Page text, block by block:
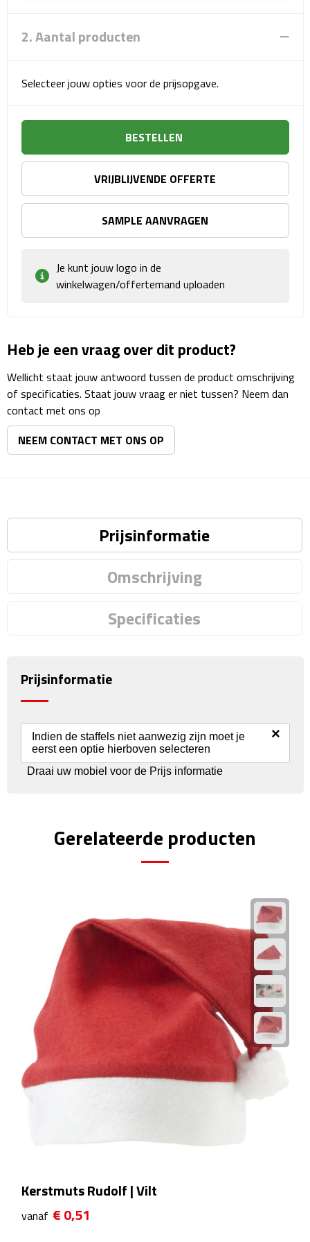
Sporttassen
Schoenentassen
Koeltassen & koelboxen
Picknick rugtassen
Heuptassen
Reizen
Reisbekers
Opbergtasjes
Koffersloten
Bagageriemen
Bagagelabels
Paspoorthouders
Auto Accessoires
Auto luchtverfrissers
Parkeerschijven
Rijbewijs- & kentekenhoezen
USB autoladers
Veiligheidshamers
Veiligheidssets
2. Aantal producten
Selecteer jouw opties voor de prijsopgave.
BESTELLEN
VRIJBLIJVENDE OFFERTE
SAMPLE AANVRAGEN
Je kunt jouw logo in de
winkelwagen/offertemand uploaden
Heb je een vraag over dit product?
Wellicht staat jouw antwoord tussen de product omschrijving
of specificaties. Staat jouw vraag er niet tussen? Neem dan
contact met ons op
NEEM CONTACT MET ONS OP
Prijsinformatie
Omschrijving
Specificaties
Prijsinformatie
Indien de staffels niet aanwezig zijn moet je
eerst een optie hierboven selecteren
×
Draai uw mobiel voor de Prijs informatie
Gerelateerde producten
Kerstmuts Rudolf | Vilt
vanaf € 0,51